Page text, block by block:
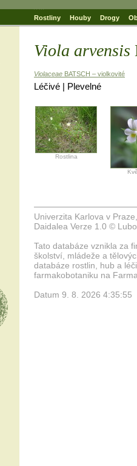
Rostliny Houby Drogy
Viola arvensis
Violaceae BATSCH – violkovité
Léčivé | Plevelné
Rostlina
Univerzita Karlova v
Daidalea Verze 1.0 ©
Tato databáze vznikla za
školství, mládeže a
databáze rostlin, hub a
farmakobotaniku na
Datum 9. 8. 2026 4:35:55